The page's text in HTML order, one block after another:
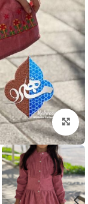
بزرگنمایی تصویر